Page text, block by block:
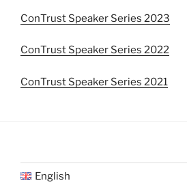
ConTrust Speaker Series 2023
ConTrust Speaker Series 2022
ConTrust Speaker Series 2021
English